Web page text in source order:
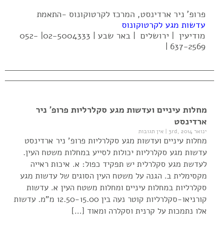
פרופ' ניר ארדינסט, המרכז לקרטוקונוס -התאמת
עדשות מגע לקרטוקונוס
מודיעין | ירושלים | באר שבע | 02-5004333| 052-
637-2569 |
מחלות עיניים ועדשות מגע סקלרליות פרופ' ניר
ארדינסט
ינואר 3rd, 2014 | אין תגובות
מחלות עיניים ועדשות מגע סקלרליות פרופ' ניר ארדינסט
עדשות מגע סקלרליות יכולות לסייע במחלות משטח העין.
לעדשת מגע סקלרלית יש תפקיד כפול: א. איכות ראייה
מקסימלית ב. הגנה על משטח העין הסוגים של עדשות מגע
סקלרליות במחלות עיניים ומחלות משטח העין א. עדשות
קורניאו-סקלרליות קוטר נעה בין 12.50-15.00 מ"מ. עדשות
אלו נתמכות על קרנית וסקלרה ומאוד […]